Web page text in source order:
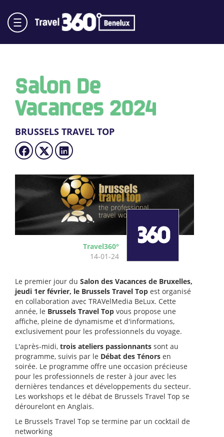
Salon De
Vacances 2024
BRUSSELS TRAVEL TOP
Travel360°
14-01-24
Le premier jour du Salon des Vacances de Bruxelles,
jeudi 1er février, le Brussels Travel Top est organisé
en collaboration avec TRAVelMedia BeLux. Cette
année, le Brussels Travel Top vous propose une
affiche, pleine de dynamisme et d'informations,
exclusivement pour les professionnels du voyage.
L'après-midi, trois ateliers passionnants sont au
programme, suivis par le Débat des Ténors en
soirée. Le programme offre une occasion précieuse
pour les professionnels de rester à jour avec les
dernières tendances et développements du secteur.
Les workshops et le débat de Brussels Travel Top se
dérourelont en Anglais.
Le Brussels Travel Top se termine par un cocktail de
networking